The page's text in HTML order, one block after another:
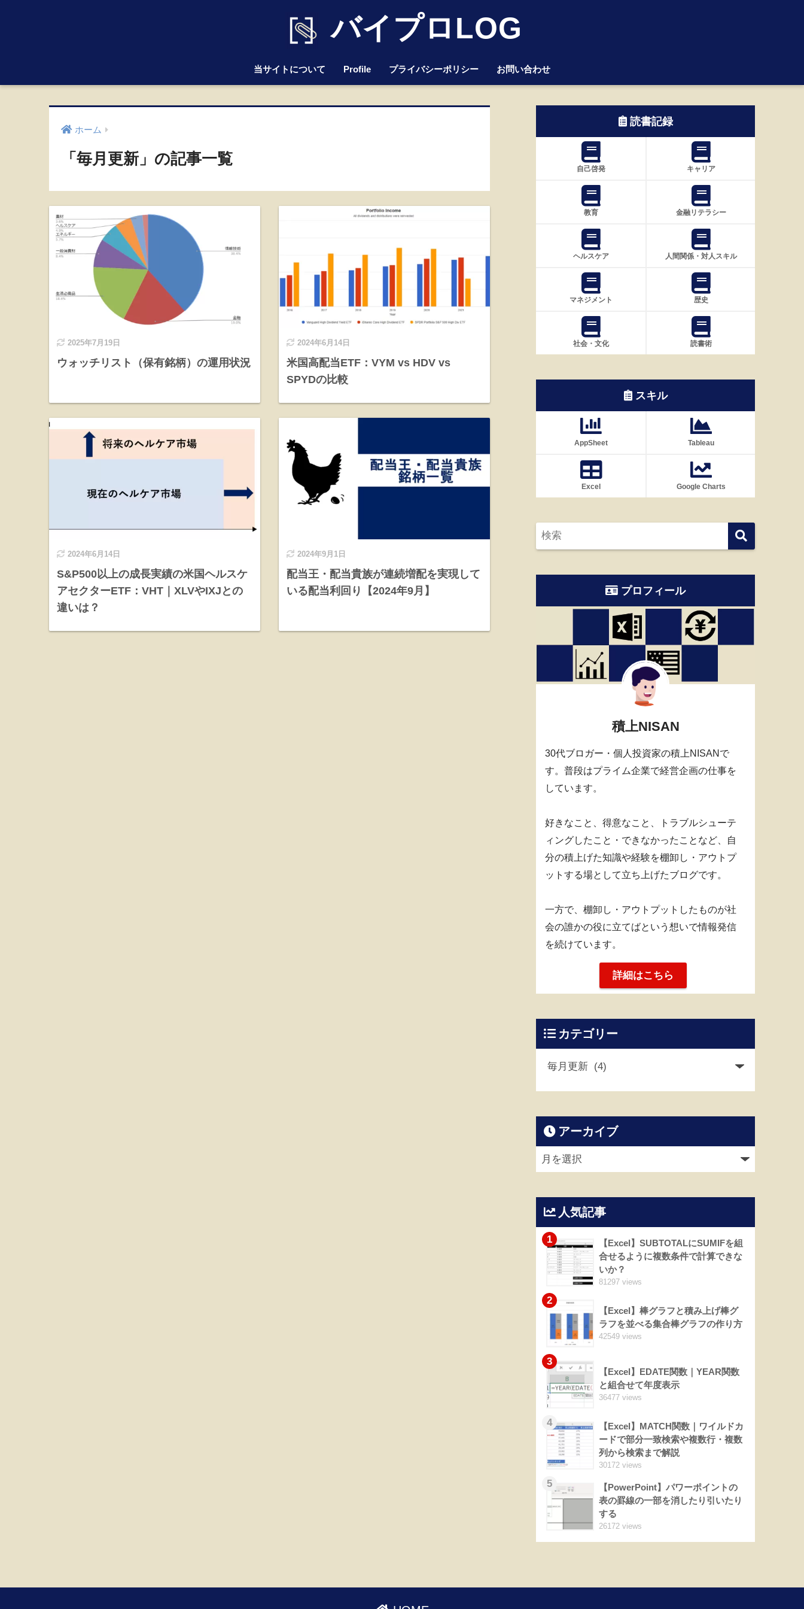
バイプロLOG
当サイトについて Profile プライバシーポリシー お問い合わせ
ホーム
「毎月更新」の記事一覧
2025年7月19日
ウォッチリスト（保有銘柄）の運用状況
2024年6月14日
米国高配当ETF：VYM vs HDV vs
SPYDの比較
2024年6月14日
S&P500以上の成長実績の米国ヘルスケ
アセクターETF：VHT｜XLVやIXJとの
違いは？
2024年9月1日
配当王・配当貴族が連続増配を実現して
いる配当利回り【2024年9月】
読書記録
自己啓発 キャリア
教育 金融リテラシー
ヘルスケア 人間関係・対人スキル
マネジメント 歴史
社会・文化 読書術
スキル
AppSheet Tableau
Excel Google Charts
プロフィール
積上NISAN
30代ブロガー・個人投資家の積上NISANで
す。普段はプライム企業で経営企画の仕事を
しています。
好きなこと、得意なこと、トラブルシューテ
ィングしたこと・できなかったことなど、自
分の積上げた知識や経験を棚卸し・アウトプ
ットする場として立ち上げたブログです。
一方で、棚卸し・アウトプットしたものが社
会の誰かの役に立てばという想いで情報発信
を続けています。
詳細はこちら
カテゴリー
アーカイブ
人気記事
1
【Excel】SUBTOTALにSUMIFを組
合せるように複数条件で計算できな
いか？
81297 views
2
【Excel】棒グラフと積み上げ棒グ
ラフを並べる集合棒グラフの作り方
42549 views
3
【Excel】EDATE関数｜YEAR関数
と組合せて年度表示
36477 views
4
【Excel】MATCH関数｜ワイルドカ
ードで部分一致検索や複数行・複数
列から検索まで解説
30172 views
5
【PowerPoint】パワーポイントの
表の罫線の一部を消したり引いたり
する
26172 views